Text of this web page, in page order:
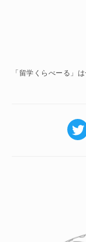
「留学くらべーる」